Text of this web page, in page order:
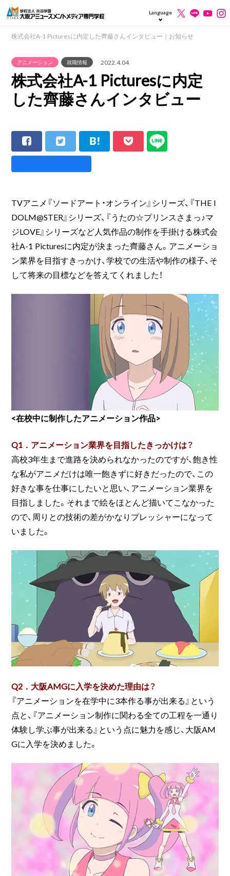
Language
株式会社A-1 Picturesに内定した齊藤さんインタビュー｜お知らせ
アニメーション 就職情報 2022.4.04
株式会社A-1 Picturesに内定
した齊藤さんインタビュー
TVアニメ『ソードアート・オンライン』シリーズ、『THE I
DOLM@STER』シリーズ、『うたの☆プリンスさまっ♪マ
ジLOVE』シリーズなど人気作品の制作を手掛ける株式会
社A-1 Picturesに内定が決まった齊藤さん。アニメーショ
ン業界を目指すきっかけ、学校での生活や制作の様子、そ
して将来の目標などを答えてくれました！
<在校中に制作したアニメーション作品>
Q1．アニメーション業界を目指したきっかけは？
高校3年生まで進路を決められなかったのですが、飽き性
な私がアニメだけは唯一飽きずに好きだったので、この
好きな事を仕事にしたいと思い、アニメーション業界を
目指しました。それまで絵をほとんど描いてこなかった
ので、周りとの技術の差がかなりプレッシャーになって
いました。
Q2．大阪AMGに入学を決めた理由は？
『アニメーションを在学中に3本作る事が出来る』という
点と、『アニメーション制作に関わる全ての工程を一通り
体験し学ぶ事が出来る』という点に魅力を感じ、大阪AM
Gに入学を決めました。